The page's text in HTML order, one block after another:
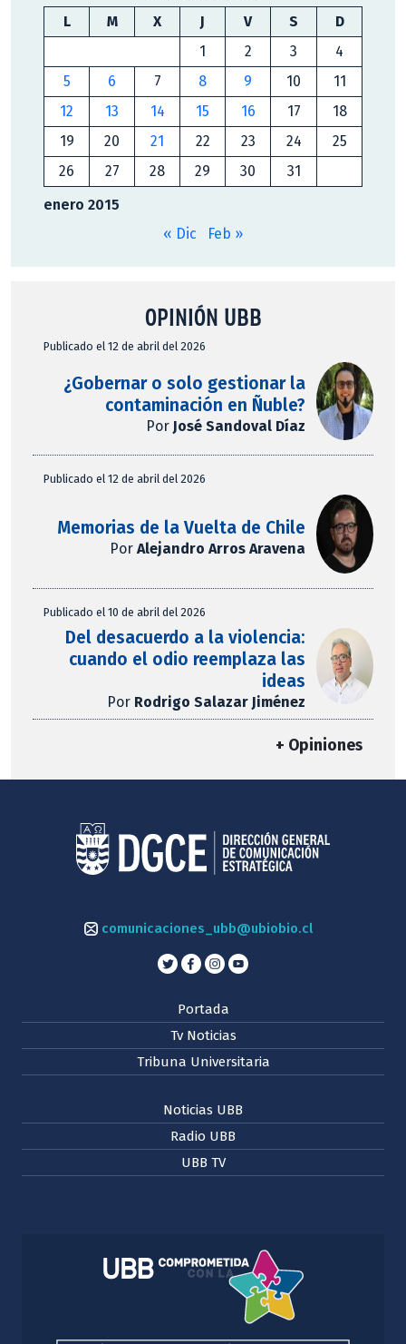
enero 2015
L M X J V S
D
1
2 3
4
5
6 7 8 9 10
11
12
13 14 15 16 17
18
19
20 21 22 23 24
25
26
27 28 29 30 31
« Dic Feb »
OPINIÓN UBB
Publicado el 12 de abril del 2026
¿Gobernar o solo gestionar la
contaminación en Ñuble?
Por José Sandoval Díaz
Publicado el 12 de abril del 2026
Memorias de la Vuelta de Chile
PorAlejandro Arros Aravena
Publicado el 10 de abril del 2026
Del desacuerdo a la violencia:
cuando el odio reemplaza las
ideas
Por Rodrigo Salazar Jiménez
+ Opiniones
comunicaciones_ubb@ubiobio.cl
Portada
Tv Noticias
Tribuna Universitaria
Noticias UBB
Radio UBB
UBB TV